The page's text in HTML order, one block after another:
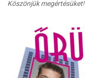
Köszönjük megértésüket!